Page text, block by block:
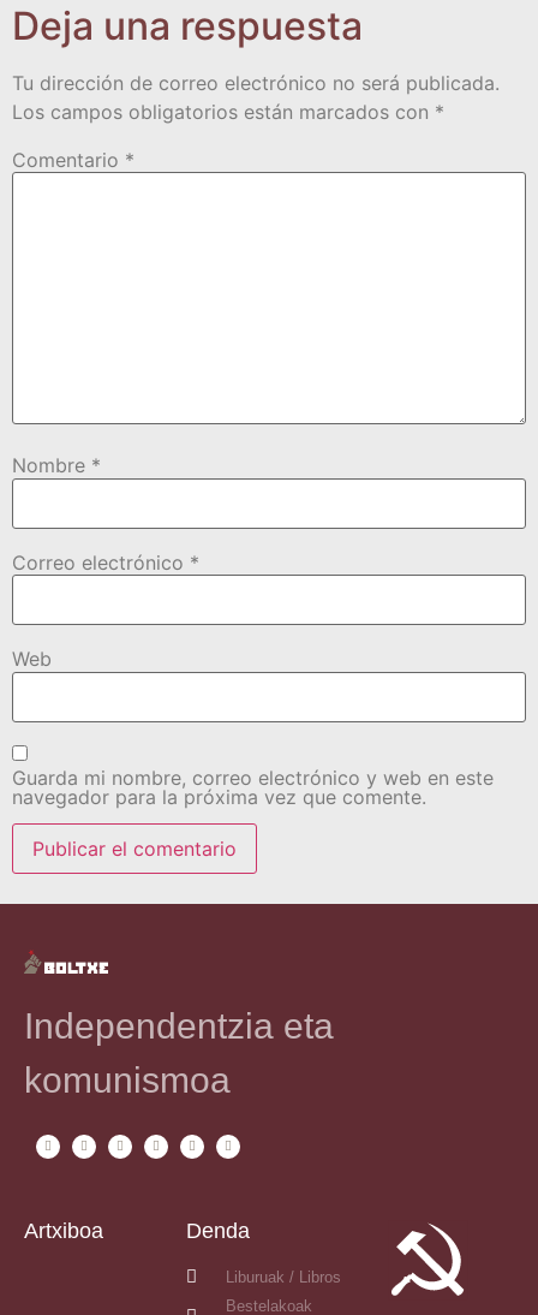
Deja una respuesta
Tu dirección de correo electrónico no será publicada.
Los campos obligatorios están marcados con *
Comentario *
Nombre *
Correo electrónico *
Web
Guarda mi nombre, correo electrónico y web en este
navegador para la próxima vez que comente.
Independentzia eta
komunismoa
Artxiboa Denda
Liburuak / Libros
Bestelakoak